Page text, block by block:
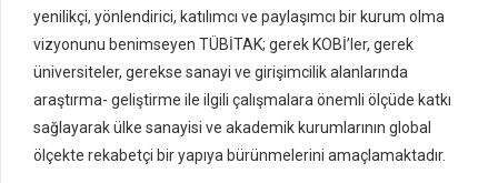
yenilikçi, yönlendirici, katılımcı ve paylaşımcı bir kurum olma
vizyonunu benimseyen TÜBİTAK; gerek KOBİ’ler, gerek
üniversiteler, gerekse sanayi ve girişimcilik alanlarında
araştırma- geliştirme ile ilgili çalışmalara önemli ölçüde katkı
sağlayarak ülke sanayisi ve akademik kurumlarının global
ölçekte rekabetçi bir yapıya bürünmelerini amaçlamaktadır.